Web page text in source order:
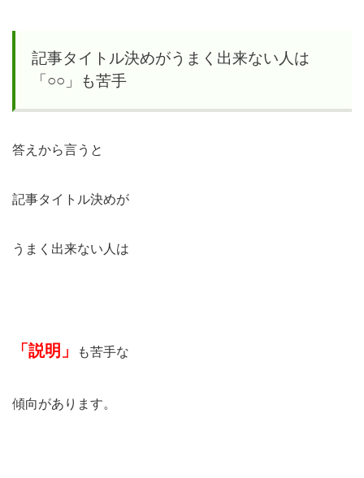
記事タイトル決めがうまく出来ない人は
「○○」も苦手
答えから言うと
記事タイトル決めが
うまく出来ない人は
「説明」 も苦手な
傾向があります。